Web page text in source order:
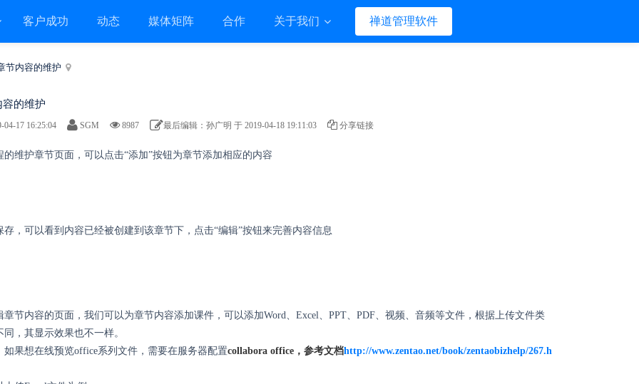
客户成功 动态 媒体矩阵 合作 关于我们 禅道管理软件
节内容的维护
容的维护
04-17 16:25:04 SGM 8987 最后编辑：孙广明 于 2019-04-18 19:11:03 分享链接
的维护章节页面，可以点击“添加”按钮为章节添加相应的内容
存，可以看到内容已经被创建到该章节下，点击“编辑”按钮来完善内容信息
章节内容的页面，我们可以为章节内容添加课件，可以添加Word、Excel、PPT、PDF、视频、音频等文件，根据上传文件类
同，其显示效果也不一样。
如果想在线预览office系列文件，需要在服务器配置collabora office，参考文档http://www.zentao.net/book/zentaobizhelp/267.h